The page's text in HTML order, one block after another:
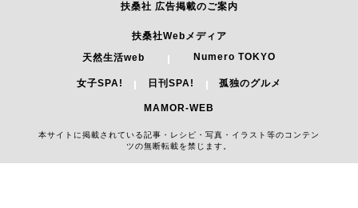
扶桑社 広告掲載のご案内
扶桑社Webメディア
天然生活web
Numero TOKYO
女子SPA! 日刊SPA! 孤独のグルメ
MAMOR-WEB
本サイトに掲載されている記事・レシピ・写真・イラスト等のコンテン
ツの無断転載を禁じます。